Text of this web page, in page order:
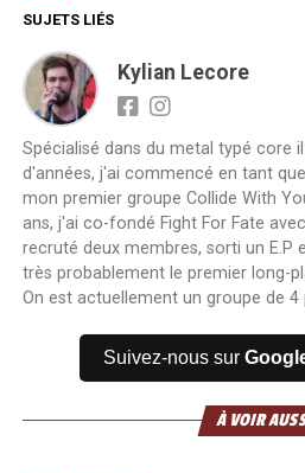
SUJETS LIÉS
Kylian Lecore
Spécialisé dans du metal typé core
d'années, j'ai commencé en tant
mon premier groupe Collide With
ans, j'ai co-fondé Fight For Fate
recruté deux membres, sorti un E.P
très probablement le premier long-
On est actuellement un groupe de 4
Suivez-nous sur
À VOIR